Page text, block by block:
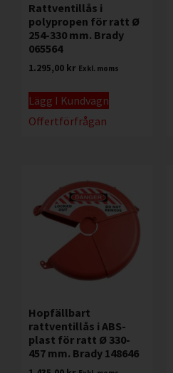
Rattventillås i
polypropen för ratt Ø
254-330 mm. Brady
065564
1.295,00 kr Exkl. moms
Lägg I Kundvagn
Offertförfrågan
Hopfällbart
rattventillås i ABS-
plast för ratt Ø 330-
457 mm. Brady 148646